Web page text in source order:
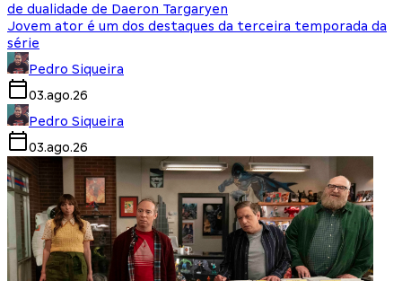
de dualidade de Daeron Targaryen
Jovem ator é um dos destaques da terceira temporada da
série
Pedro Siqueira
03.ago.26
Pedro Siqueira
03.ago.26